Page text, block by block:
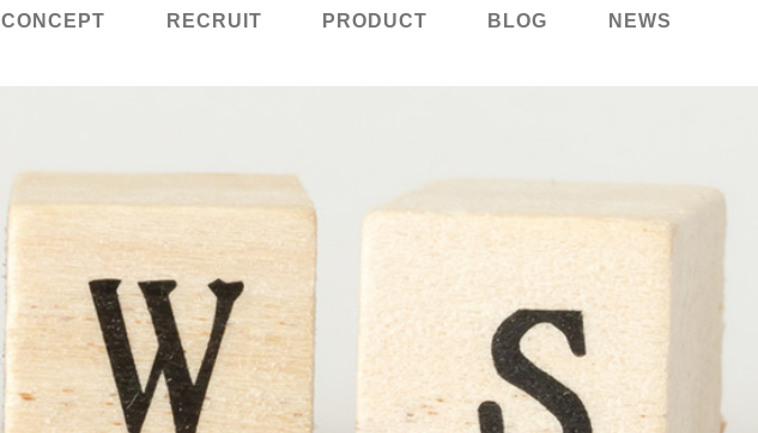
CONCEPT RECRUIT PRODUCT BLOG NEWS